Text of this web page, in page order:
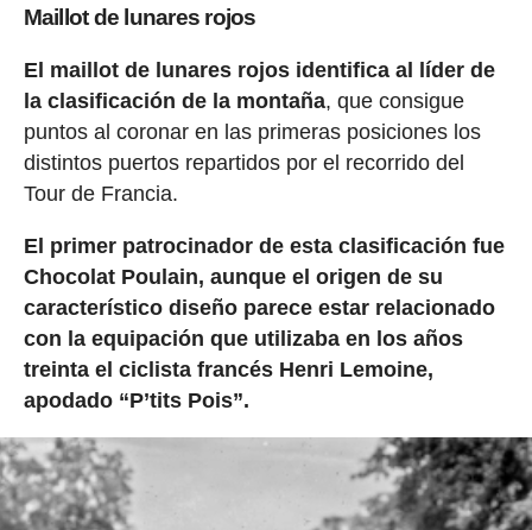
Maillot de lunares rojos
El maillot de lunares rojos identifica al líder de
la clasificación de la montaña, que consigue
puntos al coronar en las primeras posiciones los
distintos puertos repartidos por el recorrido del
Tour de Francia.
El primer patrocinador de esta clasificación fue
Chocolat Poulain, aunque el origen de su
característico diseño parece estar relacionado
con la equipación que utilizaba en los años
treinta el ciclista francés Henri Lemoine,
apodado “P’tits Pois”.